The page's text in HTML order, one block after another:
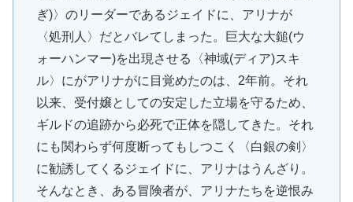
ぎ)〉のリーダーであるジェイドに、アリナが
〈処刑人〉だとバレてしまった。巨大な大鎚(ウ
ォーハンマー)を出現させる〈神域(ディア)スキ
ル〉にがアリナがに目覚めたのは、2年前。それ
以来、受付嬢としての安定した立場を守るため、
ギルドの追跡から必死で正体を隠してきた。それ
にも関わらず何度断ってもしつこく〈白銀の剣〉
に勧誘してくるジェイドに、アリナはうんざり。
そんなとき、ある冒険者が、アリナたちを逆恨み